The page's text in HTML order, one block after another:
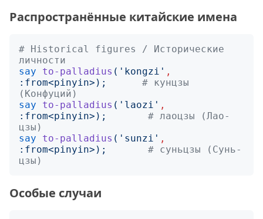
Распространённые китайские имена
# Historical figures / Исторические
личности
say
to-palladius (' kongzi ' ,
: from<pinyin>);
# кунцзы
(Конфуций)
say
to-palladius (' laozi ' ,
: from<pinyin>);
# лаоцзы (Лао-
цзы)
say
to-palladius (' sunzi ' ,
: from<pinyin>);
# суньцзы (Сунь-
цзы)
Особые случаи